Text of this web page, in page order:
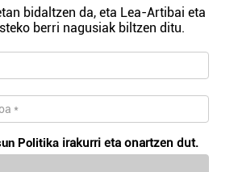
bidaltzen da, eta Lea-Artibai eta
berri nagusiak biltzen ditu.
Politika irakurri eta onartzen dut.